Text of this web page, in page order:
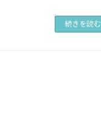
続きを読む